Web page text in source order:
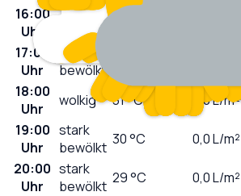
16:00
Uhr
17:00
Uhr
stark
bewölkt
18:00
Uhr
wolkig 31°C 0,0L/m²
19:00
Uhr
stark
bewölkt 30°C 0,0L/m²
20:00
Uhr
stark
bewölkt 29°C 0,0L/m²